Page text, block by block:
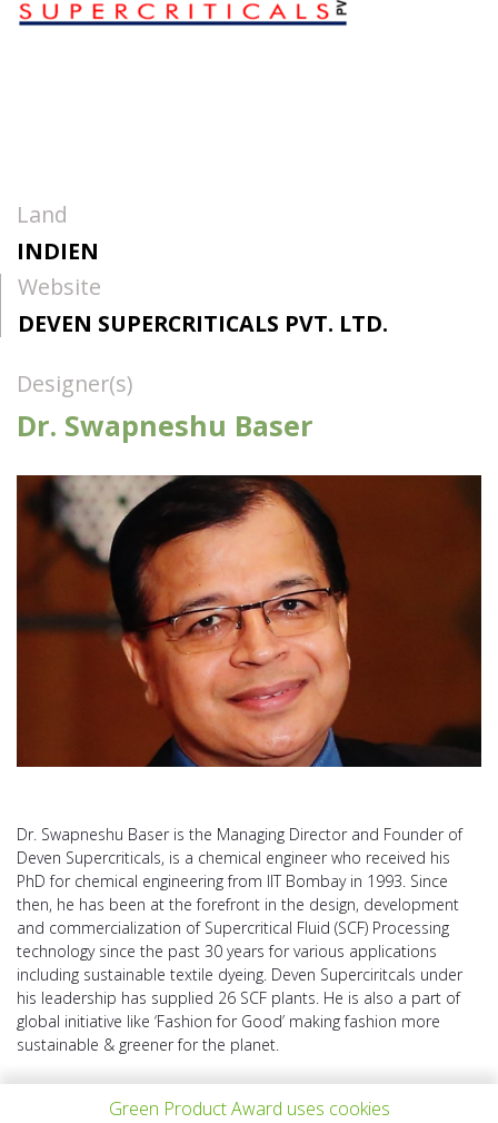
Land
INDIEN
Website
DEVEN SUPERCRITICALS PVT. LTD.
Designer(s)
Dr. Swapneshu Baser
Dr. Swapneshu Baser is the Managing Director and Founder of
Deven Supercriticals, is a chemical engineer who received his
PhD for chemical engineering from IIT Bombay in 1993. Since
then, he has been at the forefront in the design, development
and commercialization of Supercritical Fluid (SCF) Processing
technology since the past 30 years for various applications
including sustainable textile dyeing. Deven Superciritcals under
his leadership has supplied 26 SCF plants. He is also a part of
global initiative like ‘Fashion for Good’ making fashion more
sustainable & greener for the planet.
Green Product Award uses cookies